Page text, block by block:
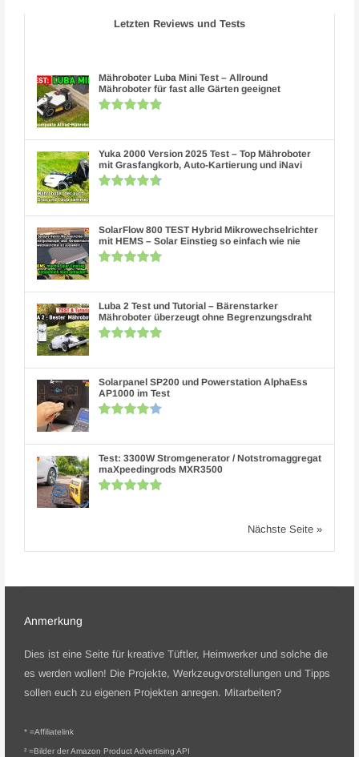
Letzten Reviews und Tests
Mähroboter Luba Mini Test – Allround
Mähroboter für fast alle Gärten geeignet
Yuka 2000 Version 2025 Test – Top Mähroboter
mit Grasfangkorb, Auto-Kartierung und iNavi
SolarFlow 800 TEST Hybrid Mikrowechselrichter
mit HEMS – Solar Einstieg so einfach wie nie
Luba 2 Test und Tutorial – Bärenstarker
Mähroboter überzeugt ohne Begrenzungsdraht
Solarpanel SP200 und Powerstation AlphaEss
AP1000 im Test
Test: 3300W Stromgenerator / Notstromaggregat
maXpeedingrods MXR3500
Nächste Seite »
Anmerkung
Dies ist eine Seite für kreative Tüftler, Heimwerker und solche die
es werden wollen! Die Projekte, Werkzeugvorstellungen und Tipps
sollen euch zu eigenen Projekten anregen. Mitarbeiten?
* =Affiliatelink
² =Bilder der Amazon Product Advertising API